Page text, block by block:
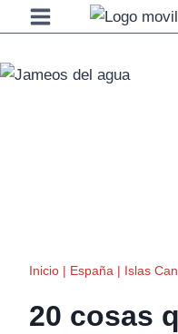
Saltar
al
contenido
Inicio | España | Islas
20 cosas